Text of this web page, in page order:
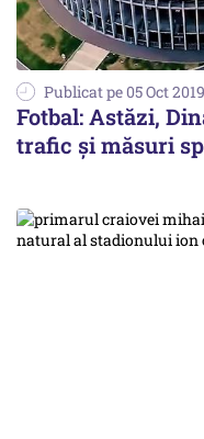
Publicat pe 05 Oct 2019
Fotbal: Astăzi,
trafic și măsuri